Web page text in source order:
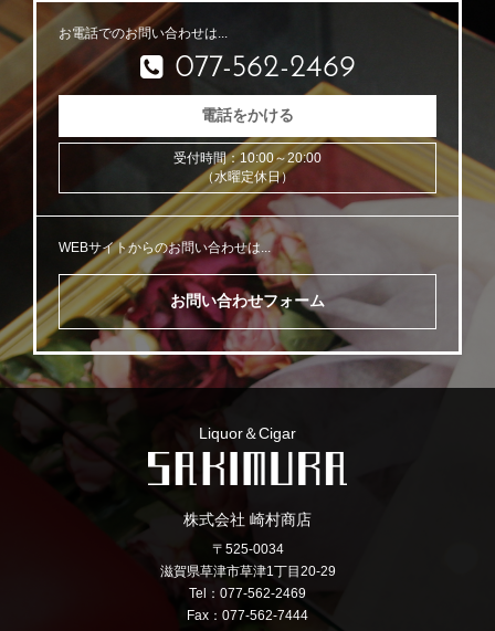
お電話でのお問い合わせは...
077-562-2469
電話をかける
受付時間：10:00～20:00
（水曜定休日）
WEBサイトからのお問い合わせは...
お問い合わせフォーム
Liquor＆Cigar
株式会社 崎村商店
〒525-0034
滋賀県草津市草津1丁目20-29
Tel：077-562-2469
Fax：077-562-7444